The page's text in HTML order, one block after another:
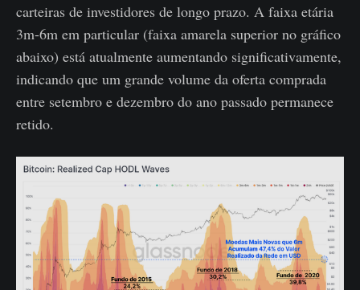
carteiras de investidores de longo prazo. A faixa etária
3m-6m em particular (faixa amarela superior no gráfico
abaixo) está atualmente aumentando significativamente,
indicando que um grande volume da oferta comprada
entre setembro e dezembro do ano passado permanece
retido.